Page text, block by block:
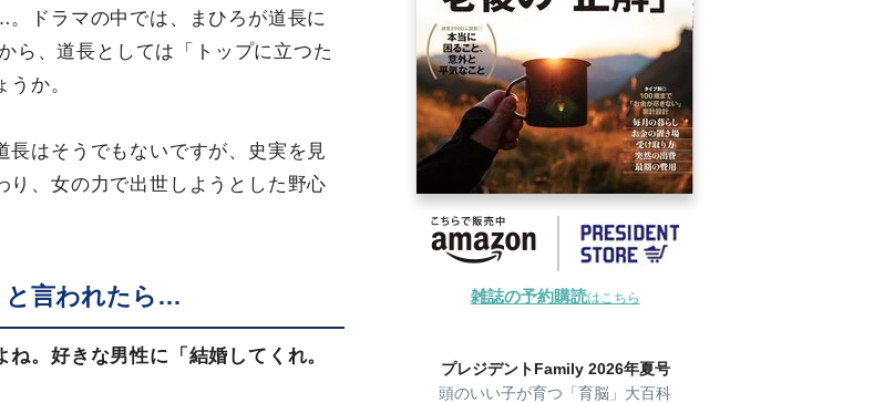
ドラマの中では、まひろが道長に
ら、道長としては「トップに立つた
か。
はそうでもないですが、史実を見
、女の力で出世しようとした野心
と言われたら…
。好きな男性に「結婚してくれ。
雑誌の予約購読はこちら
プレジデントFamily 2026年夏号
頭のいい子が育つ「育脳」大百科